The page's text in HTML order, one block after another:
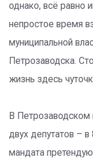
однако, всё равно
непростое время
муниципальной
Петрозаводска.
жизнь здесь
В Петрозаводском
двух депутатов –
мандата